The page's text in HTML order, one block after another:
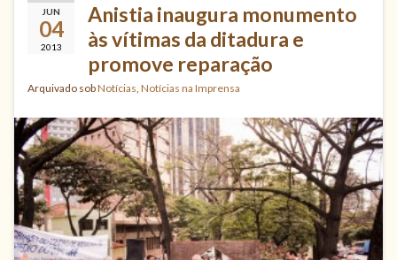
JUN
04
2013
Anistia inaugura monumento
às vítimas da ditadura e
promove reparação
Arquivado sobNotícias Notícias na Imprensa